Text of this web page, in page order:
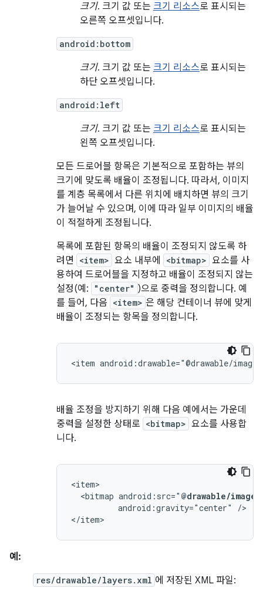
크기. 크기 값 또는 크기 리소스로 표시되는
오른쪽 오프셋입니다.
android:bottom
크기. 크기 값 또는 크기 리소스로 표시되는
하단 오프셋입니다.
android:left
크기. 크기 값 또는 크기 리소스로 표시되는
왼쪽 오프셋입니다.
모든 드로어블 항목은 기본적으로 포함하는 뷰의
크기에 맞도록 배율이 조정됩니다. 따라서, 이미지
를 계층 목록에서 다른 위치에 배치하면 뷰의 크기
가 늘어날 수 있으며, 이에 따라 일부 이미지의 배율
이 적절하게 조정됩니다.
목록에 포함된 항목의 배율이 조정되지 않도록 하
려면
<item> 요소 내부에 <bitmap> 요소를 사
용하여 드로어블을 지정하고 배율이 조정되지 않는
설정(예:
"center" )으로 중력을 정의합니다. 예
를 들어, 다음 <item> 은 해당 컨테이너 뷰에 맞게
배율이 조정되는 항목을 정의합니다.
<item android:drawable="@drawable/image"
배율 조정을 방지하기 위해 다음 예에서는 가운데
중력을 설정한 상태로 <bitmap> 요소를 사용합
니다.
<bitmap android:src=" @drawable/image
android:gravity="center"
/>
</item>
예:
res/drawable/layers.xml 에 저장된 XML 파일: